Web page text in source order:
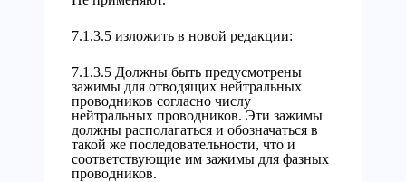
7.1.3.5 изложить в новой редакции:
7.1.3.5 Должны быть предусмотрены
зажимы для отводящих нейтральных
проводников согласно числу
нейтральных проводников. Эти зажимы
должны располагаться и обозначаться в
такой же последовательности, что и
соответствующие им зажимы для фазных
проводников.